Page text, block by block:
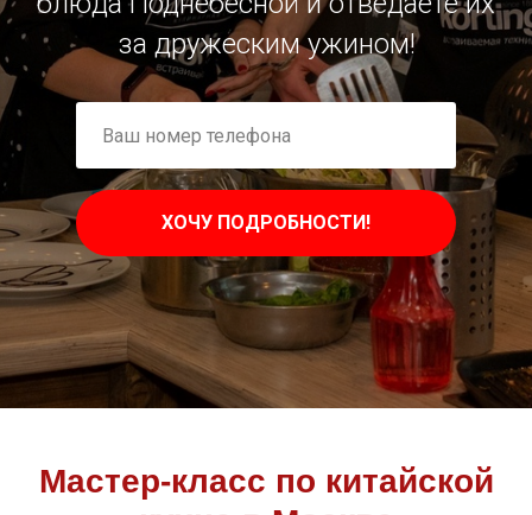
за дружеским ужином!
ХОЧУ ПОДРОБНОСТИ!
Мастер-класс по китайской